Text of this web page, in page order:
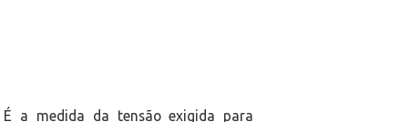
É a medida da tensão exigida para